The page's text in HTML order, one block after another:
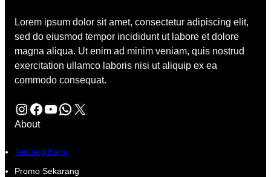
Lorem ipsum dolor sit amet, consectetur adipiscing elit,
sed do eiusmod tempor incididunt ut labore et dolore
magna aliqua. Ut enim ad minim veniam, quis nostrud
exercitation ullamco laboris nisi ut aliquip ex ea
commodo consequat.
Instagram Facebook YouTube WhatsApp X
About
Tentang Kami
Promo Sekarang